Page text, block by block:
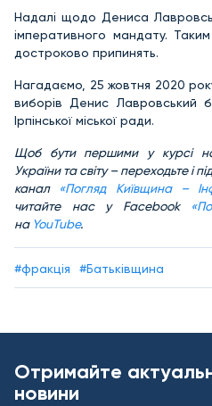
Надалі щодо Дениса
імперативного мандату.
достроково припинять.
Нагадаємо, 25 жовтня 2020
виборів Денис Лавровський
Ірпінської міської ради.
Щоб бути першими у курсі
України та світу – переходьте і
канал«Погляд Київщина –
читайте нас у Facebook
на YouTube.
#фракція #Батьківщина
Отримайте
новини